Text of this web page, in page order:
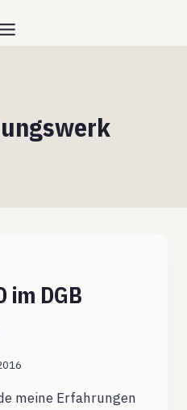
im DGB
meine Erfahrungen